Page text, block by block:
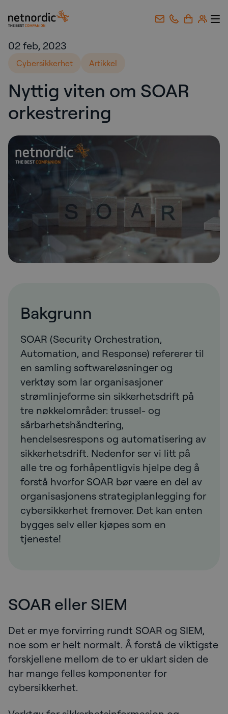
NetNordic Norway
02 feb, 2023
Cybersikkerhet Artikkel
Nyttig viten om SOAR
orkestrering
Bakgrunn
SOAR (Security Orchestration,
Automation, and Response) refererer til
en samling softwareløsninger og
verktøy som lar organisasjoner
strømlinjeforme sin sikkerhetsdrift på
tre nøkkelområder: trussel- og
sårbarhetshåndtering,
hendelsesrespons og automatisering av
sikkerhetsdrift. Nedenfor ser vi litt på
alle tre og forhåpentligvis hjelpe deg å
forstå hvorfor SOAR bør være en del av
organisasjonens strategiplanlegging for
cybersikkerhet fremover. Det kan enten
bygges selv eller kjøpes som en
tjeneste!
SOAR eller SIEM
Det er mye forvirring rundt SOAR og SIEM,
noe som er helt normalt. Å forstå de viktigste
forskjellene mellom de to er uklart siden de
har mange felles komponenter for
cybersikkerhet.